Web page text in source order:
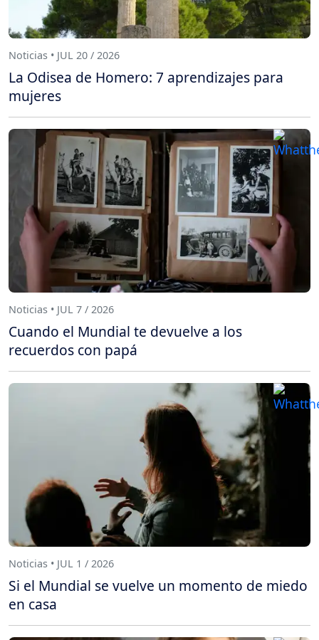
Noticias • JUL 20 / 2026
La Odisea de Homero: 7 aprendizajes para
mujeres
Noticias • JUL 7 / 2026
Cuando el Mundial te devuelve a los
recuerdos con papá
Noticias • JUL 1 / 2026
Si el Mundial se vuelve un momento de miedo
en casa